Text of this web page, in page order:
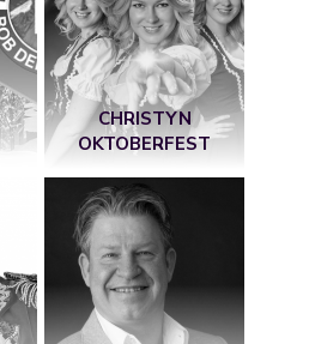
CHRISTYN
OKTOBERFEST